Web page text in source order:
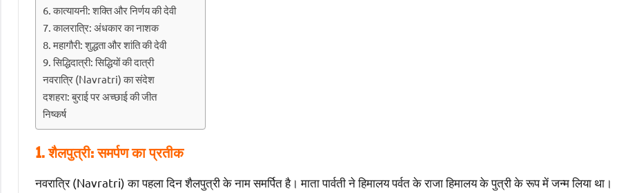
6. कात्यायनी: शक्ति और निर्णय की देवी
7. कालरात्रि: अंधकार का नाशक
8. महागौरी: शुद्धता और शांति की देवी
9. सिद्धिदात्री: सिद्धियों की दात्री
नवरात्रि (Navratri) का संदेश
दशहरा: बुराई पर अच्छाई की जीत
निष्कर्ष
1. शैलपुत्री: समर्पण का प्रतीक
नवरात्रि (Navratri) का पहला दिन शैलपुत्री के नाम समर्पित है। माता पार्वती ने हिमालय पर्वत के राजा हिमालय के पुत्री के रूप में जन्म लिया था।